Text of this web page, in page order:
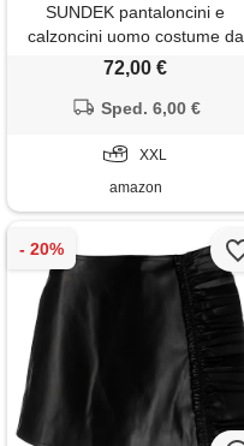
SUNDEK pantaloncini e
calzoncini uomo costume da
bagno vita elasticata con
elastico logo, taglia xxl
72,00 €
Sped. 6,00 €
XXL
amazon